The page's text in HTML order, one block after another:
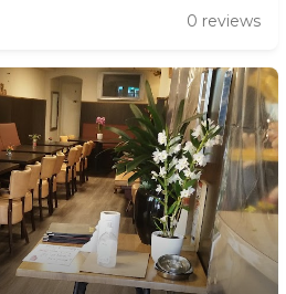
0 reviews